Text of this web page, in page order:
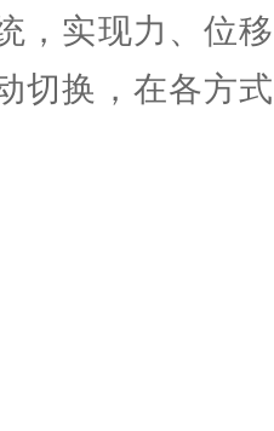
，实现力、位
切换，在各方